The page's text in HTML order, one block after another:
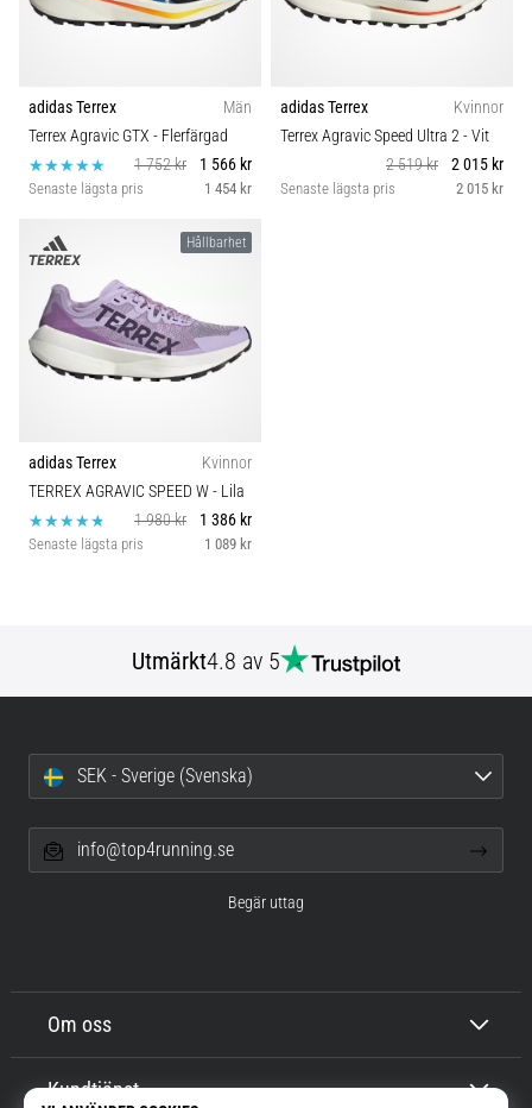
adidas Terrex
Män
Terrex Agravic GTX - Flerfärgad
1 752 kr
1 566 kr
Senaste lägsta pris 1 454 kr
adidas Terrex
Kvinnor
Terrex Agravic Speed Ultra 2- Vit
2 519 kr
2 015 kr
Senaste lägsta pris 2 015 kr
Hållbarhet
adidas Terrex
Kvinnor
TERREX AGRAVIC SPEED W- Lila
1 980 kr
1 386 kr
Senaste lägsta pris 1 089 kr
Utmärkt4.8 av 5
Om oss
Kundtjänst
SEK - Sverige (Svenska)
info@top4running.se
Begär uttag